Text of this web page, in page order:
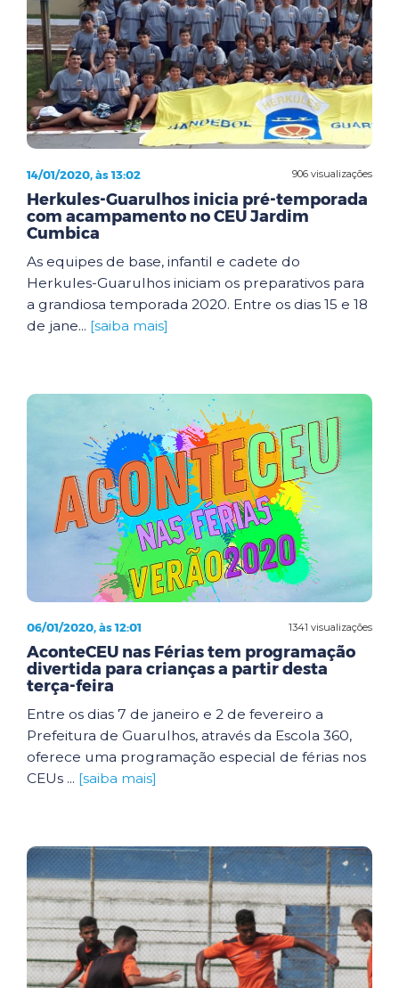
906 visualizações
14/01/2020, às 13:02
Herkules-Guarulhos inicia pré-temporada
com acampamento no CEU Jardim
Cumbica
As equipes de base, infantil e cadete do
Herkules-Guarulhos iniciam os preparativos para
a grandiosa temporada 2020. Entre os dias 15 e 18
de jane... [saiba mais]
1341 visualizações
06/01/2020, às 12:01
AconteCEU nas Férias tem programação
divertida para crianças a partir desta
terça-feira
Entre os dias 7 de janeiro e 2 de fevereiro a
Prefeitura de Guarulhos, através da Escola 360,
oferece uma programação especial de férias nos
CEUs ... [saiba mais]